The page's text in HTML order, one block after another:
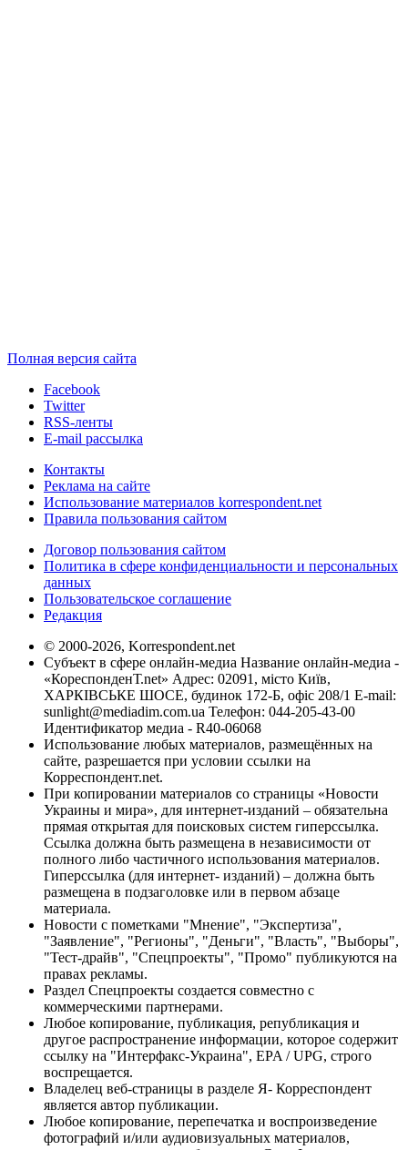
Полная версия сайта
Facebook
Twitter
RSS-ленты
E-mail рассылка
Контакты
Реклама на сайте
Использование материалов korrespondent.net
Правила пользования сайтом
Договор пользования сайтом
Политика в сфере конфиденциальности и персональных
данных
Пользовательское соглашение
Редакция
© 2000-2026, Korrespondent.net
Субъект в сфере онлайн-медиа Название онлайн-медиа -
«КореспонденТ.net» Адрес: 02091, місто Київ,
ХАРКІВСЬКЕ ШОСЕ, будинок 172-Б, офіс 208/1 E-mail:
sunlight@mediadim.com.ua Телефон: 044-205-43-00
Идентификатор медиа - R40-06068
Использование любых материалов, размещённых на
сайте, разрешается при условии ссылки на
Корреспондент.net.
При копировании материалов со страницы «Новости
Украины и мира», для интернет-изданий – обязательна
прямая открытая для поисковых систем гиперссылка.
Ссылка должна быть размещена в независимости от
полного либо частичного использования материалов.
Гиперссылка (для интернет- изданий) – должна быть
размещена в подзаголовке или в первом абзаце
материала.
Новости с пометками "Мнение", "Экспертиза",
"Заявление", "Регионы", "Деньги", "Власть", "Выборы",
"Тест-драйв", "Спецпроекты", "Промо" публикуются на
правах рекламы.
Раздел Спецпроекты создается совместно с
коммерческими партнерами.
Любое копирование, публикация, републикация и
другое распространение информации, которое содержит
ссылку на "Интерфакс-Украина", EPA / UPG, строго
воспрещается.
Владелец веб-страницы в разделе Я- Корреспондент
является автор публикации.
Любое копирование, перепечатка и воспроизведение
фотографий и/или аудиовизуальных материалов,